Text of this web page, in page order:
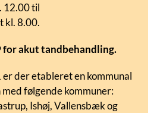
12.00 til
kl. 8.00.
for akut tandbehandling.
er der etableret en kommunal
følgende kommuner:
Ishøj, Vallensbæk og